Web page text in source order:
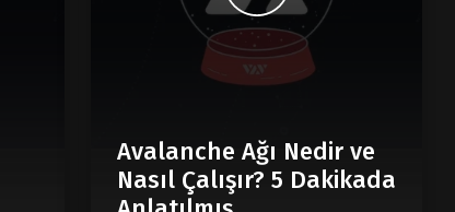
Avalanche Ağı Nedir ve
Nasıl Çalışır? 5 Dakikada